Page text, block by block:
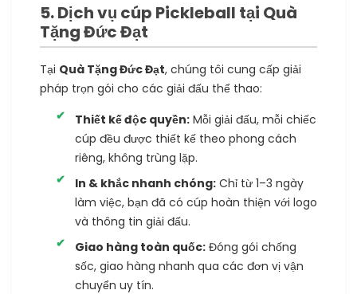
5. Dịch vụ cúp Pickleball tại Quà
Tặng Đức Đạt
Tại Quà Tặng Đức Đạt, chúng tôi cung cấp giải
pháp trọn gói cho các giải đấu thể thao:
Thiết kế độc quyền: Mỗi giải đấu, mỗi chiếc
cúp đều được thiết kế theo phong cách
riêng, không trùng lặp.
In & khắc nhanh chóng: Chỉ từ 1–3 ngày
làm việc, bạn đã có cúp hoàn thiện với logo
và thông tin giải đấu.
Giao hàng toàn quốc: Đóng gói chống
sốc, giao hàng nhanh qua các đơn vị vận
chuyển uy tín.